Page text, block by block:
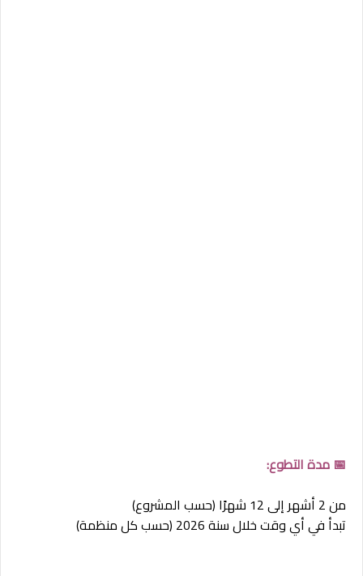
📅 مدة التطوع:
من 2 أشهر إلى 12 شهرًا (حسب المشروع)
تبدأ في أي وقت خلال سنة 2026 (حسب كل منظمة)